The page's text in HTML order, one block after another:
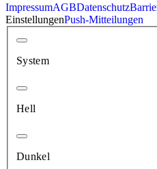
ImpressumAGBDatenschutz
EinstellungenPush-Mitteilungen
System
Hell
Dunkel